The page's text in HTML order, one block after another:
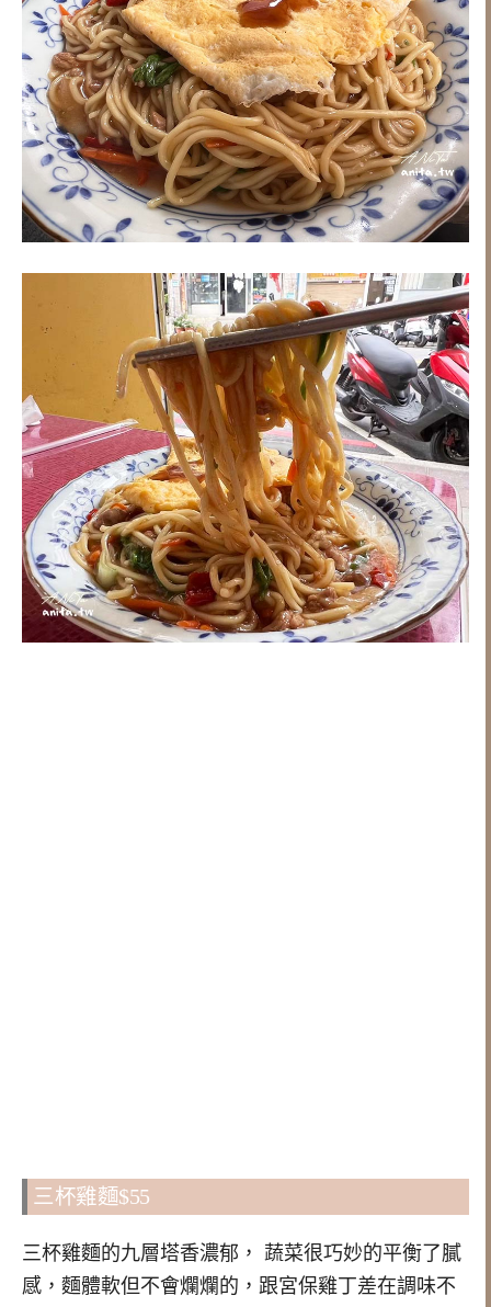
三杯雞麵$55
三杯雞麵的九層塔香濃郁， 蔬菜很巧妙的平衡了膩
感，麵體軟但不會爛爛的，跟宮保雞丁差在調味不